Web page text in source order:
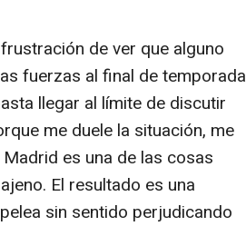
de ver que alguno
fuerzas al final de temporada
llegar al límite de discutir
me duele la situación, me
es una de las cosas
El resultado es una
sin sentido perjudicando